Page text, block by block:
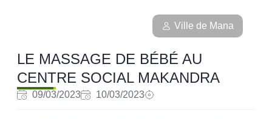
Ville de Mana
LE MASSAGE DE BÉBÉ AU
CENTRE SOCIAL MAKANDRA
09/03/2023 10/03/2023